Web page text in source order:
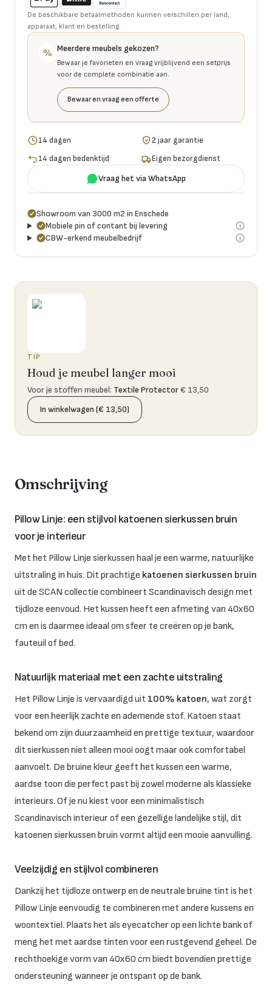
De beschikbare betaalmethoden kunnen verschillen per land,
apparaat, klant en bestelling.
% Meerdere meubels gekozen?
Bewaar je favorieten en vraag vrijblijvend een setprijs
voor de complete combinatie aan.
Bewaar en vraag een offerte
14 dagen
2 jaar garantie
14 dagen bedenktijd
Eigen bezorgdienst
Vraag het via WhatsApp
Showroom van 3000 m2 in Enschede
Mobiele pin of contant bij levering
CBW-erkend meubelbedrijf
TIP
Houd je meubel langer mooi
Voor je stoffen meubel: Textile Protector€ 13,50
In winkelwagen (€ 13,50)
Omschrijving
Pillow Linje: een stijlvol katoenen sierkussen bruin
voor je interieur
Met het Pillow Linje sierkussen haal je een warme, natuurlijke
uitstraling in huis. Dit prachtige katoenen sierkussen bruin
uit de SCAN collectie combineert Scandinavisch design met
tijdloze eenvoud. Het kussen heeft een afmeting van 40x60
cm en is daarmee ideaal om sfeer te creëren op je bank,
fauteuil of bed.
Natuurlijk materiaal met een zachte uitstraling
Het Pillow Linje is vervaardigd uit 100% katoen, wat zorgt
voor een heerlijk zachte en ademende stof. Katoen staat
bekend om zijn duurzaamheid en prettige textuur, waardoor
dit sierkussen niet alleen mooi oogt maar ook comfortabel
aanvoelt. De bruine kleur geeft het kussen een warme,
aardse toon die perfect past bij zowel moderne als klassieke
interieurs. Of je nu kiest voor een minimalistisch
Scandinavisch interieur of een gezellige landelijke stijl, dit
katoenen sierkussen bruin vormt altijd een mooie aanvulling.
Veelzijdig en stijlvol combineren
Dankzij het tijdloze ontwerp en de neutrale bruine tint is het
Pillow Linje eenvoudig te combineren met andere kussens en
woontextiel. Plaats het als eyecatcher op een lichte bank of
meng het met aardse tinten voor een rustgevend geheel. De
rechthoekige vorm van 40x60 cm biedt bovendien prettige
ondersteuning wanneer je ontspant op de bank.